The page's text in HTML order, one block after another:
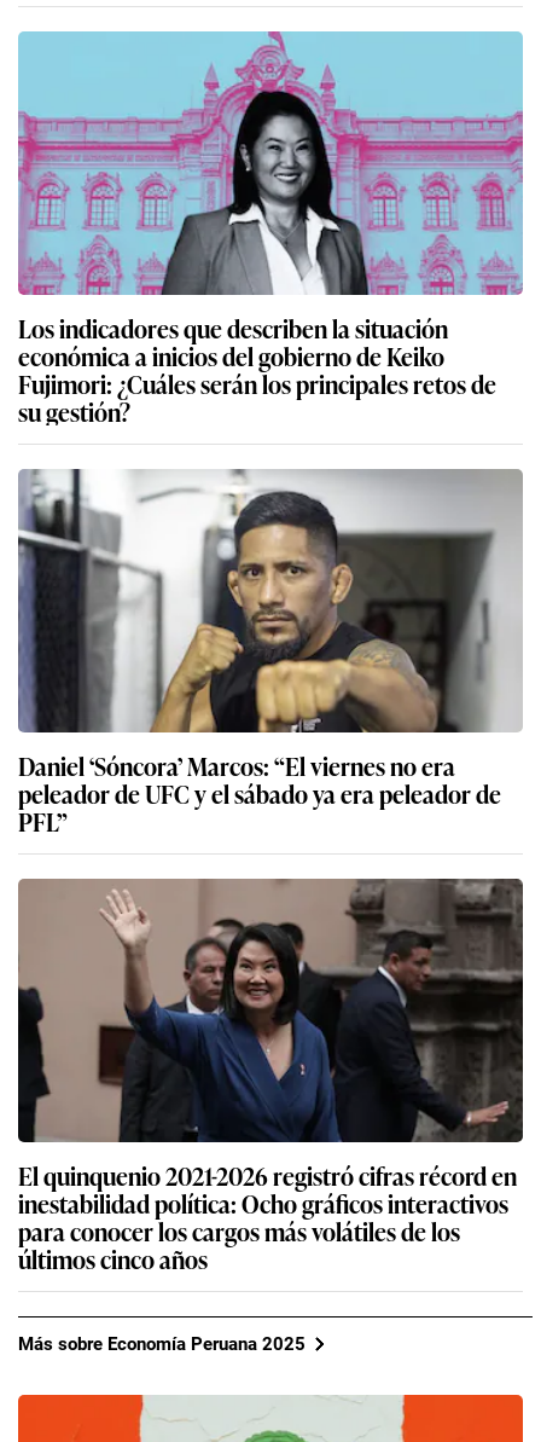
Los indicadores que describen la situación
económica a inicios del gobierno de Keiko
Fujimori: ¿Cuáles serán los principales retos de
su gestión?
Daniel ‘Sóncora’ Marcos: “El viernes no era
peleador de UFC y el sábado ya era peleador de
PFL”
El quinquenio 2021-2026 registró cifras récord en
inestabilidad política: Ocho gráficos interactivos
para conocer los cargos más volátiles de los
últimos cinco años
Más sobre Economía Peruana 2025